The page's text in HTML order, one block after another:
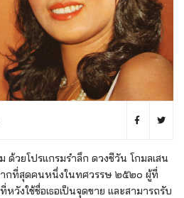
ด้วยโปรแกรมรำลึก ดวงชีวัน โกมลเสน
กที่สุดคนหนึ่งในทศวรรษ ๒๕๒๐ ผู้ที่
วังใช้ชื่อเธอเป็นจุดขาย และสามารถรับ